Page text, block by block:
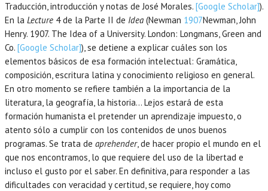
Traducción, introducción y notas de José Morales. [Google Scholar]).
En la Lecture 4 de la Parte II de Idea (Newman 1907Newman,John
Henry. 1907. The Idea of a University. London: Longmans, Green and
Co. [Google Scholar]), se detiene a explicar cuáles son los
elementos básicos de esa formación intelectual: Gramática,
composición, escritura latina y conocimiento religioso en general.
En otro momento se refiere también a la importancia de la
literatura, la geografía, la historia… Lejos estará de esta
formación humanista el pretender un aprendizaje impuesto, o
atento sólo a cumplir con los contenidos de unos buenos
programas. Se trata de aprehender, de hacer propio el mundo en el
que nos encontramos, lo que requiere del uso de la libertad e
incluso el gusto por el saber. En definitiva, para responder a las
dificultades con veracidad y certitud, se requiere, hoy como